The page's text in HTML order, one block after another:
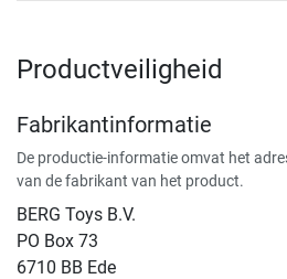
Productveiligheid
Fabrikantinformatie
De productie-informatie omvat het
van de fabrikant van het product.
BERG Toys B.V.
​PO Box 73
6710 BB Ede